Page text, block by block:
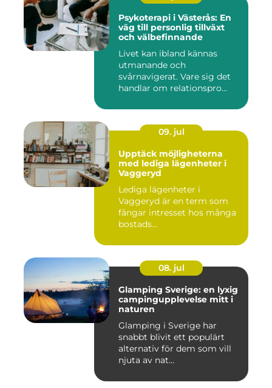
Psykoterapi i Västerås: En
väg till personlig tillväxt
och välbefinnande
Livet kan ibland kännas
utmanande och
svårnavigerat. Vare sig det
handlar om relationspro...
09. jul
Upptäck möjligheterna
med lediga lägenheter i
Vaggeryd
Lediga lägenheter i
Vaggeryd är en term som
fångar intresset hos många
bostads...
08. jul
Glamping Sverige: en lyxig
campingupplevelse mitt i
naturen
Glamping i Sverige har
snabbt blivit ett populärt
alternativ för dem som vill
njuta av nat...